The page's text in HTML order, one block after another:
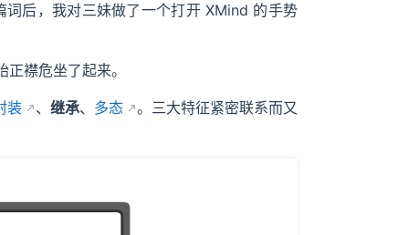
后，我对三妹做了一个打开 XMind 的手势
襟危坐了起来。
装 、 继承、 多态 。三大特征紧密联系而又